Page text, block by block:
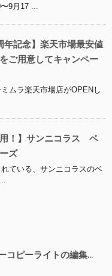
9月17 ...
年記念】楽天市場最安値
ご用意してキャンペー
ムラ楽天市場店がOPENし
用！】サンニコラス ベ
ズ
ている、サンニコラスのベ
ピーライトの編集...